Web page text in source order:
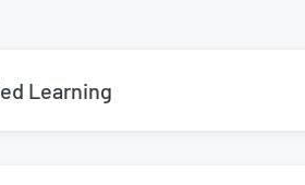
Learning